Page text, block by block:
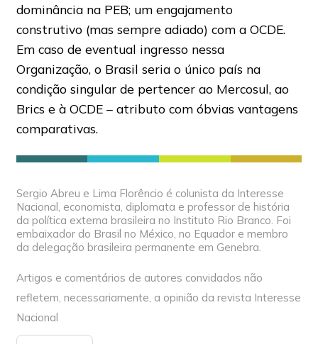
dominância na PEB; um engajamento
construtivo (mas sempre adiado) com a OCDE.
Em caso de eventual ingresso nessa
Organização, o Brasil seria o único país na
condição singular de pertencer ao Mercosul, ao
Brics e à OCDE – atributo com óbvias vantagens
comparativas.
Sergio Abreu e Lima Florêncio é colunista da Interesse
Nacional, economista, diplomata e professor de história
da política externa brasileira no Instituto Rio Branco. Foi
embaixador do Brasil no México, no Equador e membro
da delegação brasileira permanente em Genebra.
Artigos e comentários de autores convidados não
refletem, necessariamente, a opinião da revista Interesse
Nacional